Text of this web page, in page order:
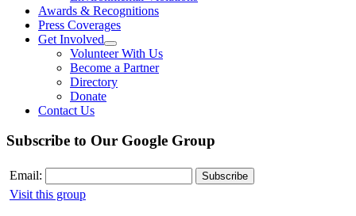
Awards & Recognitions
Press Coverages
Get Involved
Volunteer With Us
Become a Partner
Directory
Donate
Contact Us
Subscribe to Our Google Group
Email:
Visit this group